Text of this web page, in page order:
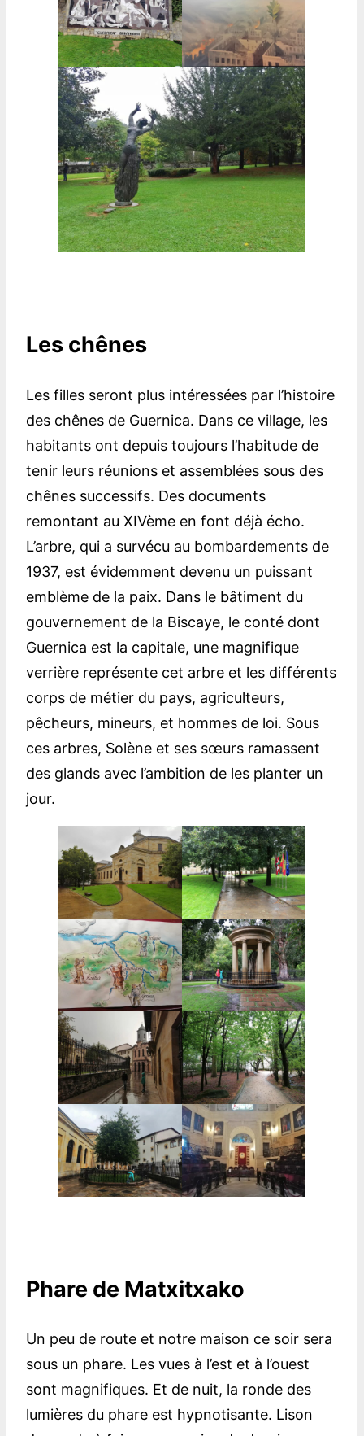
Les chênes
Les filles seront plus intéressées par l’histoire
des chênes de Guernica. Dans ce village, les
habitants ont depuis toujours l’habitude de
tenir leurs réunions et assemblées sous des
chênes successifs. Des documents
remontant au XIVème en font déjà écho.
L’arbre, qui a survécu au bombardements de
1937, est évidemment devenu un puissant
emblème de la paix. Dans le bâtiment du
gouvernement de la Biscaye, le conté dont
Guernica est la capitale, une magnifique
verrière représente cet arbre et les différents
corps de métier du pays, agriculteurs,
pêcheurs, mineurs, et hommes de loi. Sous
ces arbres, Solène et ses sœurs ramassent
des glands avec l’ambition de les planter un
jour.
Phare de Matxitxako
Un peu de route et notre maison ce soir sera
sous un phare. Les vues à l’est et à l’ouest
sont magnifiques. Et de nuit, la ronde des
lumières du phare est hypnotisante. Lison